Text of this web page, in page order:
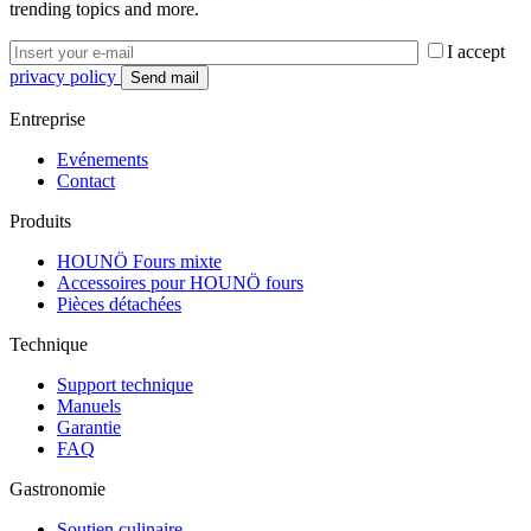
Appuyez sur «Démarrer le calibrage
Consultez le manuel d’utilisation pour obtenir des instructions
détaillées étape par étape ou contactez votre partenaire de service
HOUNÖ pour obtenir de l’aide si nécessaire.
trending topics and more.
I accept
privacy policy
Entreprise
Evénements
Contact
Produits
HOUNÖ Fours mixte
Accessoires pour HOUNÖ fours
Pièces détachées
Technique
Support technique
Manuels
Garantie
FAQ
Gastronomie